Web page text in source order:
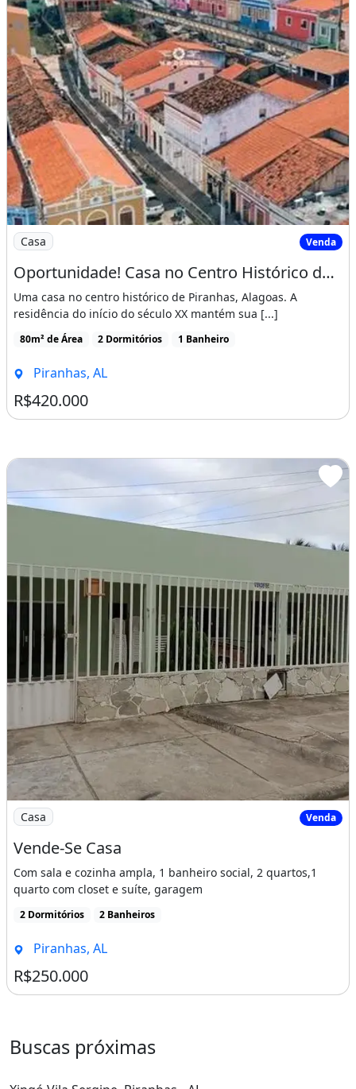
Imagem: Oportunidade! Casa no Centro Histórico
Casa Venda
Oportunidade! Casa no Centro Histórico de Piranhas-Al
Uma casa no centro histórico de Piranhas, Alagoas. A
residência do início do século XX mantém sua [...]
80m² de Área 2 Dormitórios 1 Banheiro
Piranhas, AL
R$420.000
Imagem: Vende-Se Casa
Casa Venda
Vende-Se Casa
Com sala e cozinha ampla, 1 banheiro social, 2 quartos,1
quarto com closet e suíte, garagem
2 Dormitórios 2 Banheiros
Piranhas, AL
R$250.000
Buscas próximas